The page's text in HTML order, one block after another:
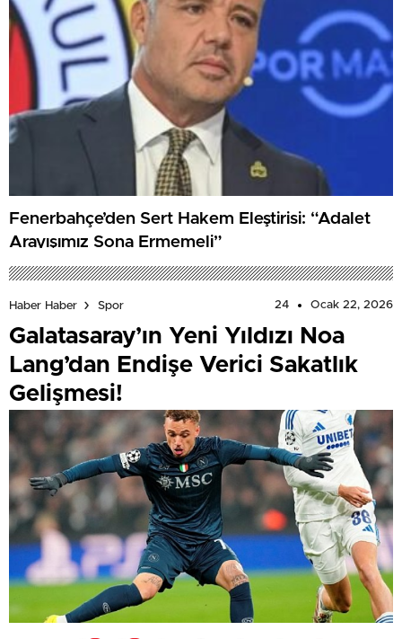
Fenerbahçe’den Sert Hakem Eleştirisi: “Adalet
Arayışımız Sona Ermemeli”
Haber Haber Spor 24 Ocak 22, 2026
Galatasaray’ın Yeni Yıldızı Noa
Lang’dan Endişe Verici Sakatlık
Gelişmesi!